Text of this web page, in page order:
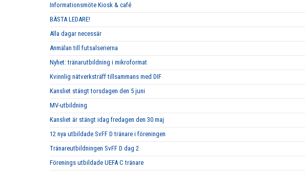
Informationsmöte Kiosk & café
BÄSTA LEDARE!
Alla dagar necessär
Anmälan till futsalserierna
Nyhet: tränarutbildning i mikroformat
Kvinnlig nätverksträff tillsammans med DIF
Kansliet stängt torsdagen den 5 juni
MV-utbildning
Kansliet är stängt idag fredagen den 30 maj
12 nya utbildade SvFF D tränare i föreningen
Tränareutbildningen SvFF D dag 2
Förenings utbildade UEFA C tränare